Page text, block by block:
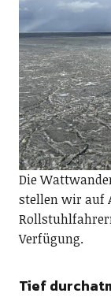
Die
stellen wir auf
Verfügung.
Tief